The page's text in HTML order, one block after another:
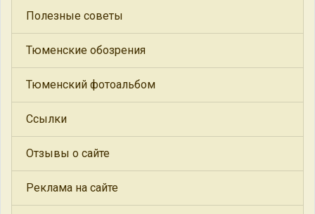
Полезные советы
Тюменские обозрения
Тюменский фотоальбом
Ссылки
Отзывы о сайте
Реклама на сайте